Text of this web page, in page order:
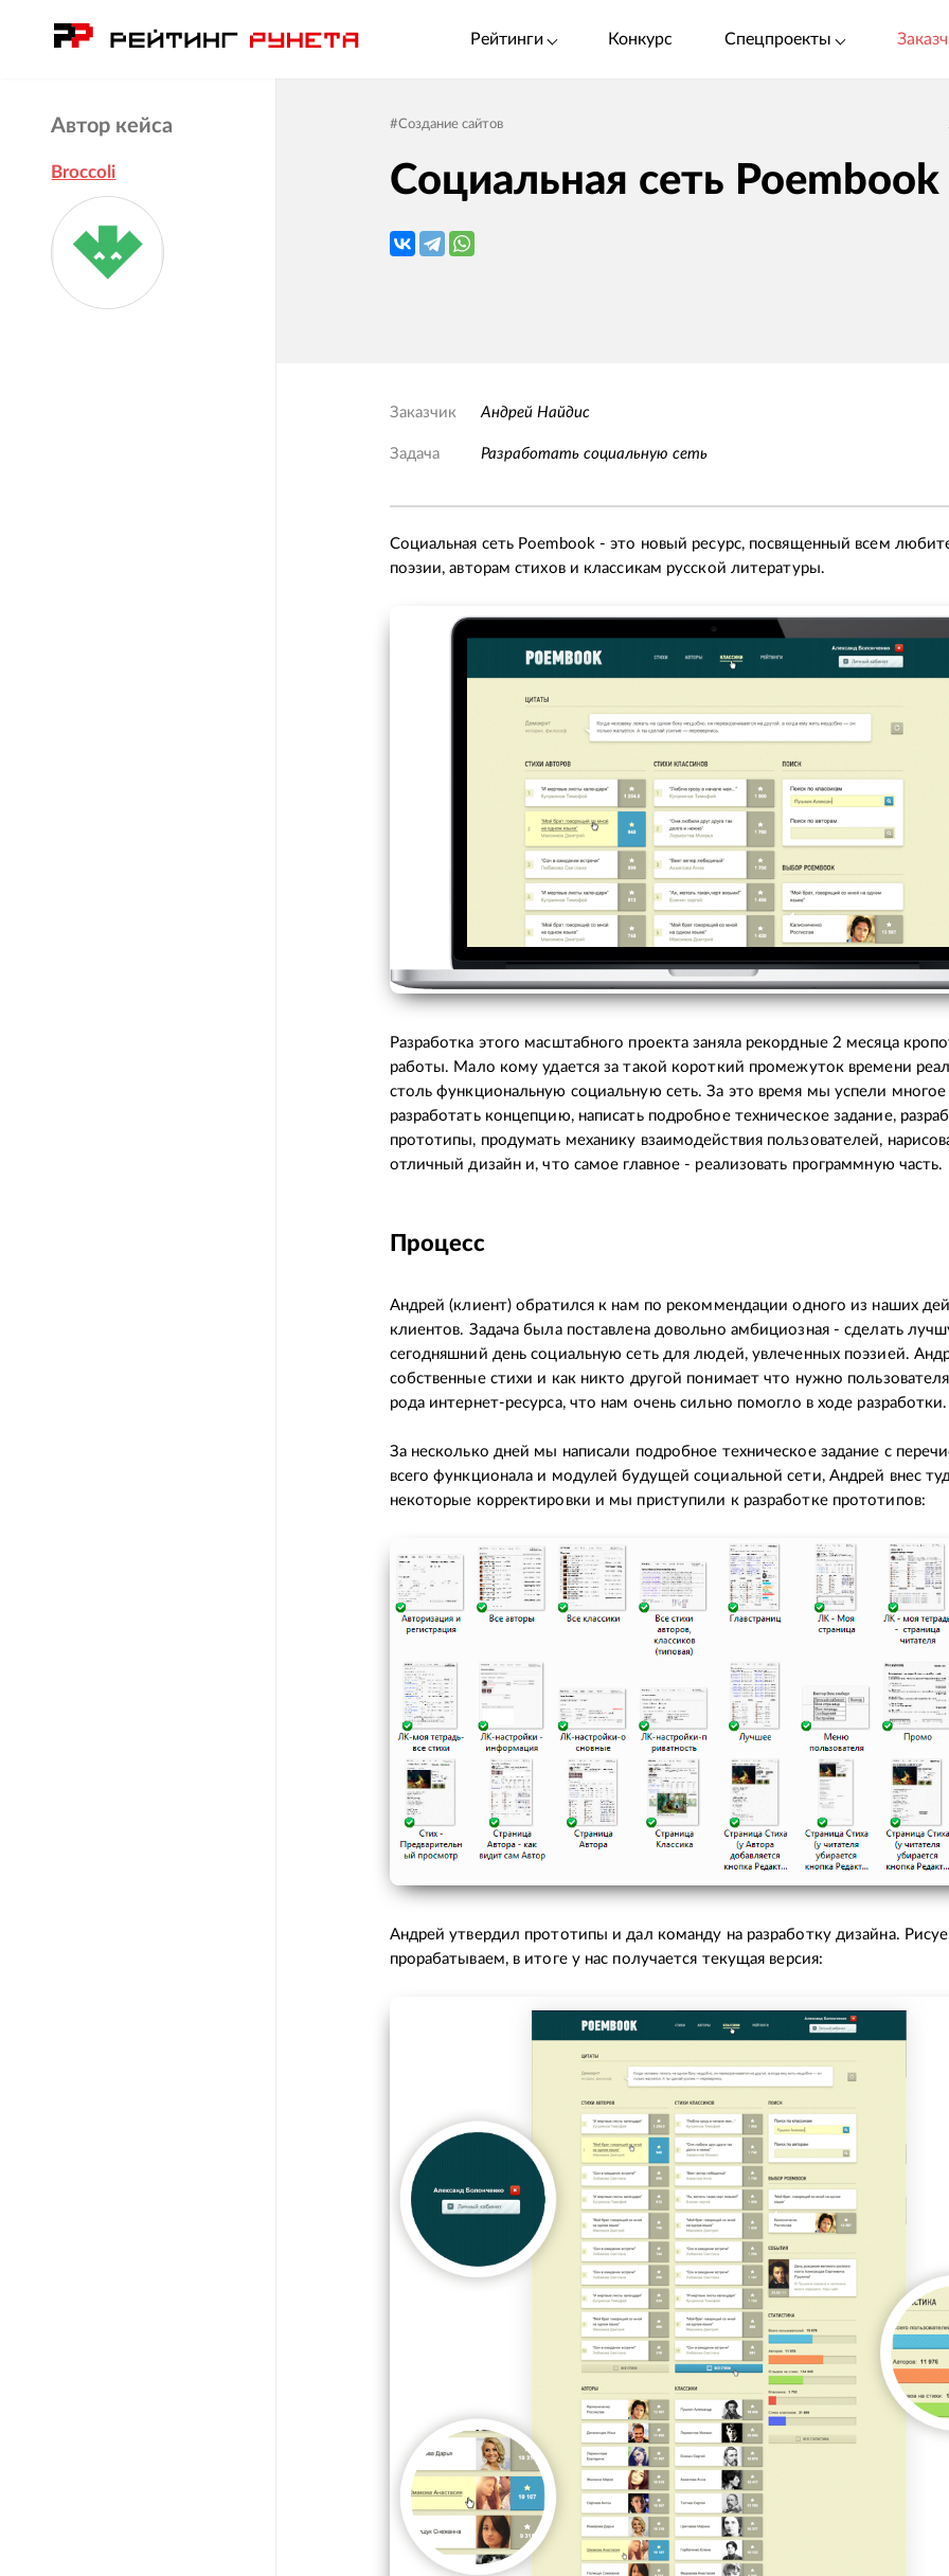
Рейтинги Конкурс Спецпроекты
Автор кейса
Broccoli
#Создание сайтов
Социальная сеть Poembook
Заказчик Андрей Найдис
Задача Разработать социальную сеть
Социальная сеть Poembook - это новый ресурс, посвященный всем
поэзии, авторам стихов и классикам русской литературы.
Разработка этого масштабного проекта заняла рекордные 2 месяца
работы. Мало кому удается за такой короткий промежуток времени
столь функциональную социальную сеть. За это время мы успели
разработать концепцию, написать подробное техническое задание,
прототипы, продумать механику взаимодействия пользователей,
отличный дизайн и, что самое главное - реализовать программную часть.
Процесс
Андрей (клиент) обратился к нам по рекоммендации одного из наших
клиентов. Задача была поставлена довольно амбициозная - сделать
сегодняшний день социальную сеть для людей, увлеченных поэзией.
собственные стихи и как никто другой понимает что нужно
рода интернет-ресурса, что нам очень сильно помогло в ходе разработки.
За несколько дней мы написали подробное техническое задание с
всего функционала и модулей будущей социальной сети, Андрей внес
некоторые корректировки и мы приступили к разработке прототипов:
Андрей утвердил прототипы и дал команду на разработку дизайна.
прорабатываем, в итоге у нас получается текущая версия: